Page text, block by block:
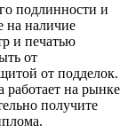
подлинности и
на наличие
и печатью
от
от подделок.
на рынке
получите